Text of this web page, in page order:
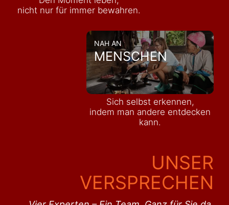
nicht nur für immer bewahren.
NAH AN
MENSCHEN
Sich selbst erkennen,
indem man andere entdecken
kann.
UNSER
VERSPRECHEN